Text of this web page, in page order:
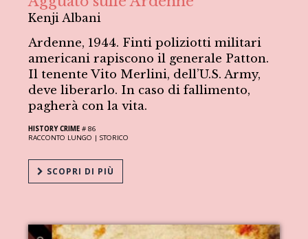
Kenji Albani
Ardenne, 1944. Finti poliziotti militari
americani rapiscono il generale Patton.
Il tenente Vito Merlini, dell’U.S. Army,
deve liberarlo. In caso di fallimento,
pagherà con la vita.
HISTORY CRIME # 86
RACCONTO LUNGO |STORICO
SCOPRI DI PIÙ